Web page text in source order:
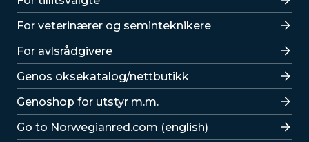
For veterinærer og seminteknikere
For avlsrådgivere
Lenker
Genos oksekatalog/nettbutikk
Genoshop for utstyr m.m.
Go to Norwegianred.com (english)